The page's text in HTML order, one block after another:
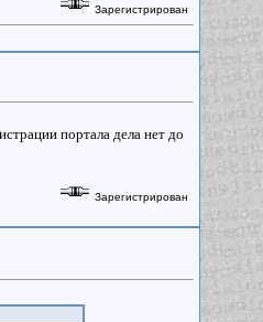
Зарегистрирован
портала дела нет до
Зарегистрирован